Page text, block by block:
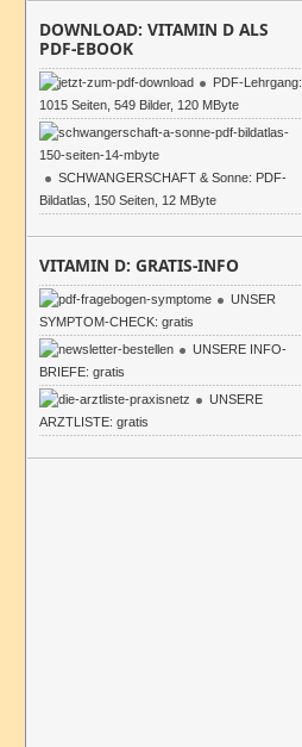
DOWNLOAD: VITAMIN D ALS
PDF-EBOOK
PDF-Lehrgang:
1015 Seiten, 549 Bilder, 120 MByte
SCHWANGERSCHAFT & Sonne: PDF-
Bildatlas, 150 Seiten, 12 MByte
VITAMIN D: GRATIS-INFO
UNSER
SYMPTOM-CHECK: gratis
UNSERE INFO-
BRIEFE: gratis
UNSERE
ARZTLISTE: gratis